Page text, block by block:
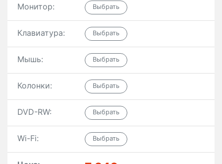
Монитор:
Клавиатура:
Мышь:
Колонки:
DVD-RW:
Wi-Fi: